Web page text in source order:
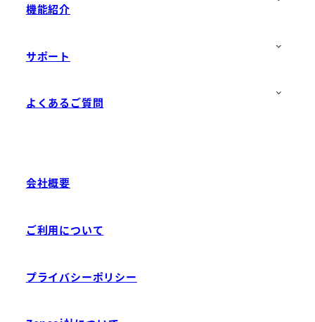
機能紹介
サポート
よくあるご質問
会社概要
ご利用について
プライバシーポリシー